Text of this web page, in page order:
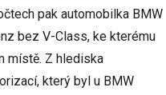
pak automobilka BMW
bez V-Class, ke kterému
místě. Z hlediska
který byl u BMW